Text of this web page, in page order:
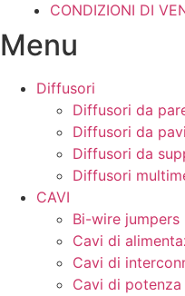
CONDIZIONI DI
Menu
Diffusori
Diffusori da
Diffusori da
Diffusori da
Diffusori
CAVI
Bi-wire jumpers
Cavi di
Cavi di
Cavi di